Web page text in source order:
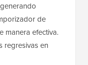
de
manera efectiva.
regresivas en